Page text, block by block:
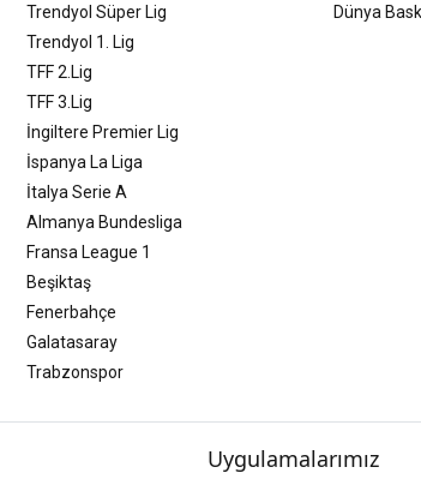
Trendyol Süper Lig
Trendyol 1. Lig
TFF 2.Lig
TFF 3.Lig
İngiltere Premier Lig
İspanya La Liga
İtalya Serie A
Almanya Bundesliga
Fransa League 1
Beşiktaş
Fenerbahçe
Galatasaray
Trabzonspor
Dünya
Uygulamalarımız